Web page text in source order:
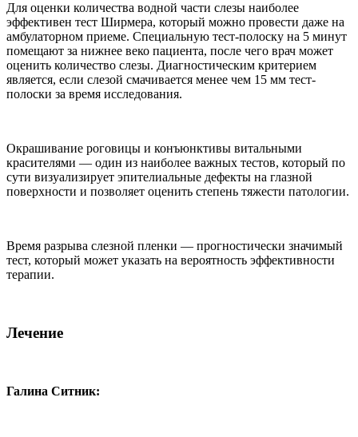
Для оценки количества водной части слезы наиболее
эффективен тест Ширмера, который можно провести даже на
амбулаторном приеме. Специальную тест-полоску на 5 минут
помещают за нижнее веко пациента, после чего врач может
оценить количество слезы. Диагностическим критерием
является, если слезой смачивается менее чем 15 мм тест-
полоски за время исследования.
Окрашивание роговицы и конъюнктивы витальными
красителями — один из наиболее важных тестов, который по
сути визуализирует эпителиальные дефекты на глазной
поверхности и позволяет оценить степень тяжести патологии.
Время разрыва слезной пленки — прогностически значимый
тест, который может указать на вероятность эффективности
терапии.
Лечение
Галина Ситник: